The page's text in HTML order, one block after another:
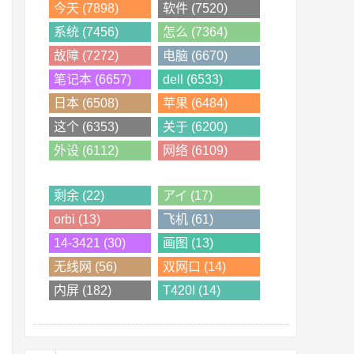
今天 (7898)
软件 (7520)
系统 (7456)
怎么 (7364)
故障 (7272)
电脑 (6670)
笔记本 (6657)
dell (6533)
日本 (6508)
苹果 (6484)
这个 (6353)
关于 (6200)
外设 (6112)
网络 (6109)
剩余 (22)
アイ (17)
orbi (13)
飞机 (61)
14-3421 (30)
画图 (13)
无线网 (56)
双网口 (14)
内屏 (182)
T420I (14)